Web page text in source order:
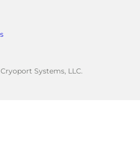
Systems, LLC.